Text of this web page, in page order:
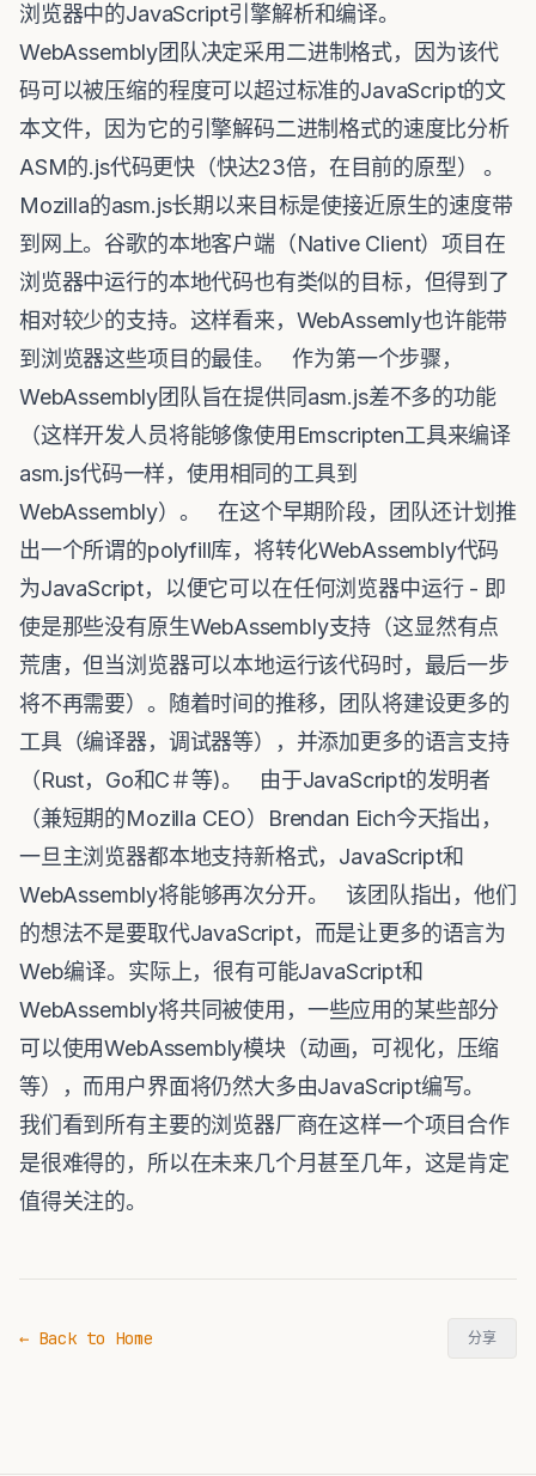
浏览器中的JavaScript引擎解析和编译。
WebAssembly团队决定采用二进制格式，因为该代
码可以被压缩的程度可以超过标准的JavaScript的文
本文件，因为它的引擎解码二进制格式的速度比分析
ASM的.js代码更快（快达23倍，在目前的原型） 。
Mozilla的asm.js长期以来目标是使接近原生的速度带
到网上。谷歌的本地客户端（Native Client）项目在
浏览器中运行的本地代码也有类似的目标，但得到了
相对较少的支持。这样看来，WebAssemly也许能带
到浏览器这些项目的最佳。 作为第一个步骤，
WebAssembly团队旨在提供同asm.js差不多的功能
（这样开发人员将能够像使用Emscripten工具来编译
asm.js代码一样，使用相同的工具到
WebAssembly）。 在这个早期阶段，团队还计划推
出一个所谓的polyfill库，将转化WebAssembly代码
为JavaScript，以便它可以在任何浏览器中运行 - 即
使是那些没有原生WebAssembly支持（这显然有点
荒唐，但当浏览器可以本地运行该代码时，最后一步
将不再需要）。随着时间的推移，团队将建设更多的
工具（编译器，调试器等），并添加更多的语言支持
（Rust，Go和C＃等)。 由于JavaScript的发明者
（兼短期的Mozilla CEO）Brendan Eich今天指出，
一旦主浏览器都本地支持新格式，JavaScript和
WebAssembly将能够再次分开。 该团队指出，他们
的想法不是要取代JavaScript，而是让更多的语言为
Web编译。实际上，很有可能JavaScript和
WebAssembly将共同被使用，一些应用的某些部分
可以使用WebAssembly模块（动画，可视化，压缩
等），而用户界面将仍然大多由JavaScript编写。
我们看到所有主要的浏览器厂商在这样一个项目合作
是很难得的，所以在未来几个月甚至几年，这是肯定
值得关注的。
← Back to Home 分享